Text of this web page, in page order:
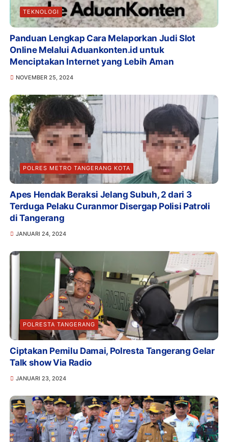
TEKNOLOGI
Panduan Lengkap Cara Melaporkan Judi Slot
Online Melalui Aduankonten.id untuk
Menciptakan Internet yang Lebih Aman
NOVEMBER 25, 2024
POLRES METRO TANGERANG KOTA
Apes Hendak Beraksi Jelang Subuh, 2 dari 3
Terduga Pelaku Curanmor Disergap Polisi Patroli
di Tangerang
JANUARI 24, 2024
POLRESTA TANGERANG
Ciptakan Pemilu Damai, Polresta Tangerang Gelar
Talk show Via Radio
JANUARI 23, 2024